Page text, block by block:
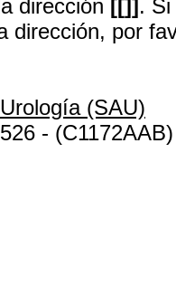
dirección [[]].
dirección, por
(SAU)
-